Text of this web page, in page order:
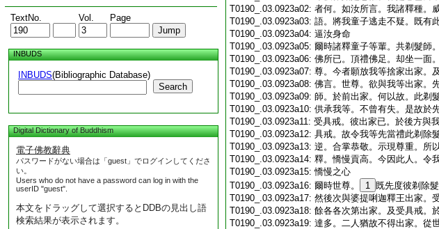
TextNo. Vol. Page
INBUDS
INBUDS(Bibliographic Database)
Search
Digital Dictionary of Buddhism
電子佛教辭典
パスワードがない場合は「guest」でログインしてくださ
い。
Users who do not have a password can log in with the
userID "guest".
本文をドラッグして選択するとDDBの見出し語
検索結果が表示されます。
T0190_.03.0923a02: 者何。如汝所言。我諸釋種。
T0190_.03.0923a03: 語。將我童子逃走不疑。既有
T0190_.03.0923a04: 逼汝身命
T0190_.03.0923a05: 爾時諸釋童子等輩。共剃髮師
T0190_.03.0923a06: 佛所已。頂禮佛足。却坐一面
T0190_.03.0923a07: 尊。今者願放我等捨家出家。
T0190_.03.0923a08: 佛言。世尊。欲與我等出家。
T0190_.03.0923a09: 師。於前出家。何以故。此剃
T0190_.03.0923a10: 供承我等。不曾有失。是故於
T0190_.03.0923a11: 受具戒。彼出家已。於後方與
T0190_.03.0923a12: 具戒。故令我等先當禮此剃除
T0190_.03.0923a13: 逆。合掌恭敬。示現尊重。所
T0190_.03.0923a14: 釋。憍慢貢高。今因此人。令
T0190_.03.0923a15:憍慢之心
T0190_.03.0923a16: 爾時世尊。 1 既先度彼剃除
T0190_.03.0923a17: 然後次與婆提唎迦釋王出家。
T0190_.03.0923a18: 餘各各次第出家。及受具戒。
T0190_.03.0923a19: 達多。二人猶故不得出家。從